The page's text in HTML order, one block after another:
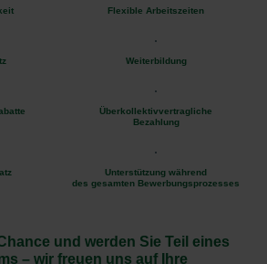
Flexible Arbeitszeiten
Weiterbildung
Überkollektivvertragliche
Bezahlung
Unterstützung während
des gesamten Bewerbungsprozesses
und werden Sie Teil eines
– wir freuen uns auf Ihre